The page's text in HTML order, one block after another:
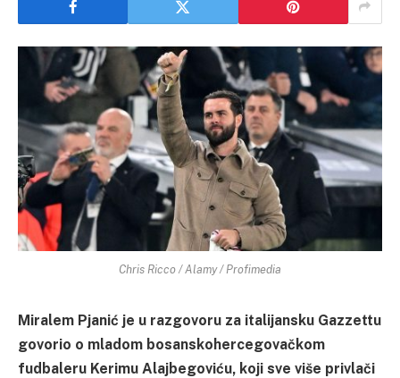
Chris Ricco / Alamy / Profimedia
Miralem Pjanić je u razgovoru za italijansku Gazzettu
govorio o mladom bosanskohercegovačkom
fudbaleru Kerimu Alajbegoviću, koji sve više privlači